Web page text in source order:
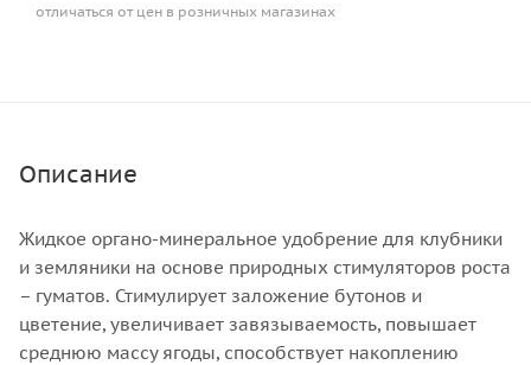
отличаться от цен в розничных магазинах
Описание
Жидкое органо-минеральное удобрение для клубники
и земляники на основе природных стимуляторов роста
– гуматов. Стимулирует заложение бутонов и
цветение, увеличивает завязываемость, повышает
среднюю массу ягоды, способствует накоплению